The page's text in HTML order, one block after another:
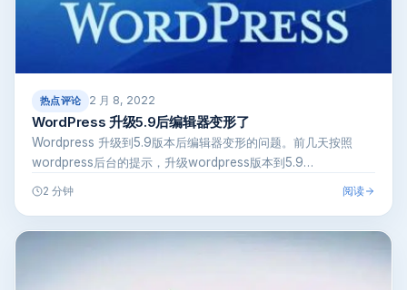
热点评论 2 月 8, 2022
WordPress 升级5.9后编辑器变形了
Wordpress 升级到5.9版本后编辑器变形的问题。前几天按照
wordpress后台的提示，升级wordpress版本到5.9…
2 分钟 阅读